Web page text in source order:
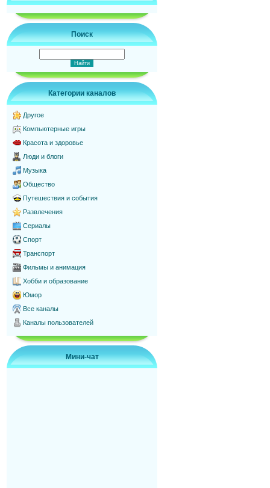
Поиск
Категории каналов
Другое
Компьютерные игры
Красота и здоровье
Люди и блоги
Музыка
Общество
Путешествия и события
Развлечения
Сериалы
Спорт
Транспорт
Фильмы и анимация
Хобби и образование
Юмор
Все каналы
Каналы пользователей
Мини-чат